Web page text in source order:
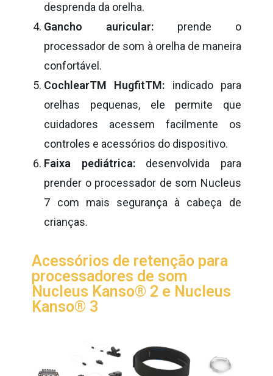
desprenda da orelha.
Gancho auricular: prende o
processador de som à orelha de maneira
confortável.
CochlearTM HugfitTM: indicado para
orelhas pequenas, ele permite que
cuidadores acessem facilmente os
controles e acessórios do dispositivo.
Faixa pediátrica:desenvolvida para
prender o processador de som Nucleus
7 com mais segurança à cabeça de
crianças.
Acessórios de retenção para
processadores de som
Nucleus Kanso® 2 e Nucleus
Kanso® 3